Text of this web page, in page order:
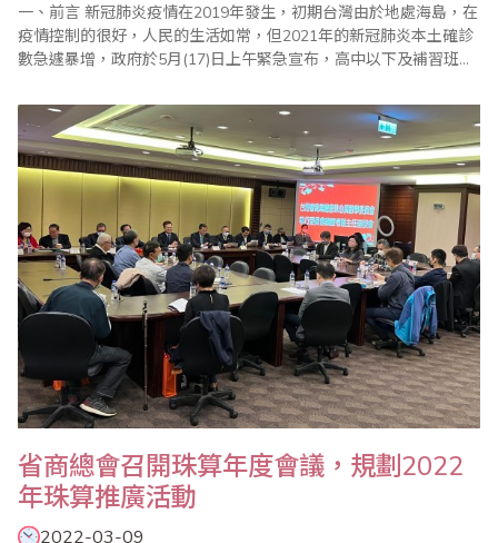
一、前言 新冠肺炎疫情在2019年發生，初期台灣由於地處海島，在
疫情控制的很好，人民的生活如常，但2021年的新冠肺炎本土確診
數急遽暴增，政府於5月(17)日上午緊急宣布，高中以下及補習班、
教育的珠心算教學面臨從未有過的新挑戰。 二．停止實體課如何持
續學習 在停課宣布後，各珠算班系與珠心算老師們如何因應，突如
其來的衝擊..
省商總會召開珠算年度會議，規劃2022
年珠算推廣活動
2022-03-09